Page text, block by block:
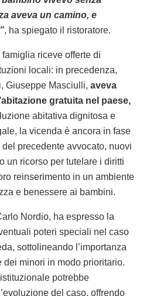
aveva un camino, e
, ha spiegato il ristoratore.
riceve offerte di
locali: in precedenza,
Giuseppe Masciulli, aveva
gratuita nel paese,
abitativa dignitosa e
la vicenda è ancora in fase
precedente avvocato, nuovi
un ricorso per tutelare i diritti
reinserimento in un ambiente
e benessere ai bambini.
Nordio, ha espresso la
poteri speciali nel caso
sottolineando l’importanza
minori in modo prioritario.
potrebbe
del caso, offrendo